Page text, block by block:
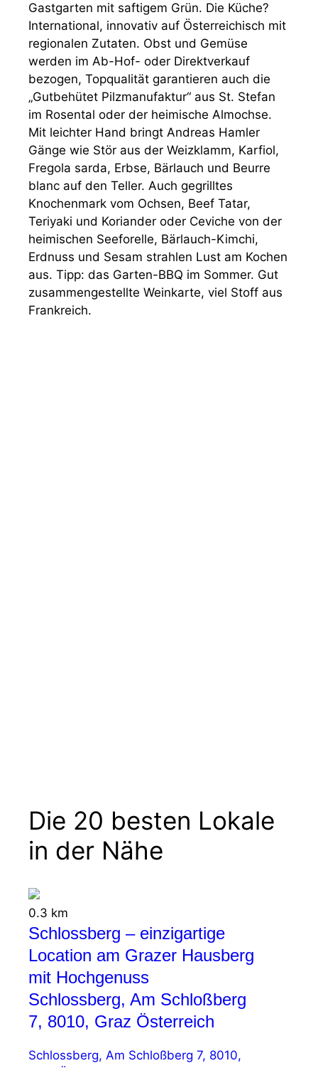
Gastgarten mit saftigem Grün. Die Küche?
International, innovativ auf Österreichisch mit
regionalen Zutaten. Obst und Gemüse
werden im Ab-Hof- oder Direktverkauf
bezogen, Topqualität garantieren auch die
„Gutbehütet Pilzmanufaktur“ aus St. Stefan
im Rosental oder der heimische Almochse.
Mit leichter Hand bringt Andreas Hamler
Gänge wie Stör aus der Weizklamm, Karfiol,
Fregola sarda, Erbse, Bärlauch und Beurre
blanc auf den Teller. Auch gegrilltes
Knochenmark vom Ochsen, Beef Tatar,
Teriyaki und Koriander oder Ceviche von der
heimischen Seeforelle, Bärlauch-Kimchi,
Erdnuss und Sesam strahlen Lust am Kochen
aus. Tipp: das Garten-BBQ im Sommer. Gut
zusammengestellte Weinkarte, viel Stoff aus
Frankreich.
Die 20 besten Lokale
in der Nähe
0.3 km
Schlossberg – einzigartige
Location am Grazer Hausberg
mit Hochgenuss
Schlossberg, Am Schloßberg
7, 8010, Graz Österreich
Schlossberg, Am Schloßberg 7, 8010,